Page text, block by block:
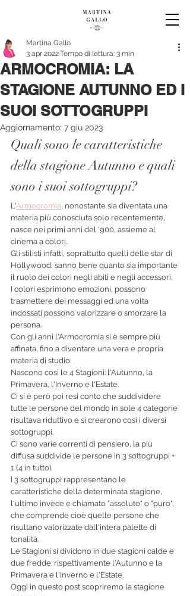
ARMOCROMIA: LA
STAGIONE AUTUNNO ED I
SUOI SOTTOGRUPPI
Martina Gallo
3 apr 2022Tempo di lettura: 3 min
Aggiornamento: 7 giu 2023
Quali sono le caratteristiche
della stagione Autunno e quali
sono i suoi sottogruppi?
L'Armocromia, nonostante sia diventata una
materia più conosciuta solo recentemente,
nasce nei primi anni del '900, assieme al
cinema a colori.
Gli stilisti infatti, soprattutto quelli delle star di
Hollywood, sanno bene quanto sia importante
il ruolo dei colori negli abiti e negli accessori.
I colori esprimono emozioni, possono
trasmettere dei messaggi ed una volta
indossati possono valorizzare o smorzare la
persona.
Con gli anni l'Armocromia si è sempre più
affinata, fino a diventare una vera e propria
materia di studio.
Nascono così le 4 Stagioni: l'Autunno, la
Primavera, l'Inverno e l'Estate.
Ci si è però poi resi conto che suddividere
tutte le persone del mondo in sole 4 categorie
risultava riduttivo e si crearono così i diversi
sottogruppi.
Ci sono varie correnti di pensiero, la più
diffusa suddivide le persone in 3 sottogruppi +
1 (4 in tutto).
I 3 sottogruppi rappresentano le
caratteristiche della determinata stagione,
l'ultimo invece è chiamato "assoluto" o "puro",
che comprende cioè quelle persone che
risultano valorizzate dall'intera palette di
tonalità.
Le Stagioni si dividono in due stagioni calde e
due fredde: rispettivamente l'Autunno e la
Primavera e l'Inverno e l'Estate.
Oggi in questo post scopriremo la stagione